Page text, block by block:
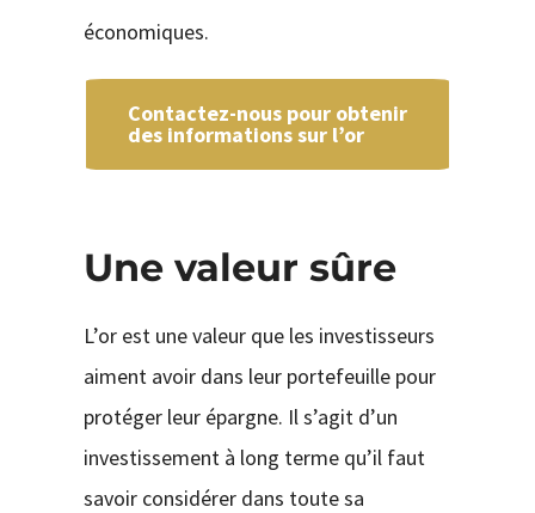
économiques.
Contactez-nous pour obtenir
des informations sur l’or
Une valeur sûre
L’or est une valeur que les investisseurs
aiment avoir dans leur portefeuille pour
protéger leur épargne. Il s’agit d’un
investissement à long terme qu’il faut
savoir considérer dans toute sa